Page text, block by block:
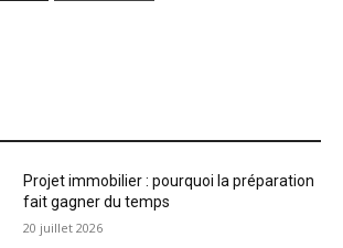
Projet immobilier : pourquoi la préparation
fait gagner du temps
20 juillet 2026